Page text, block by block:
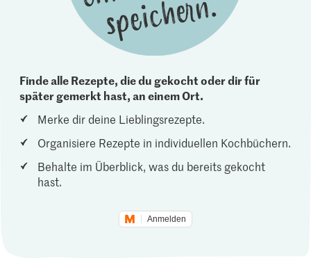
Finde alle Rezepte, die du gekocht oder dir für
später gemerkt hast, an einem Ort.
Merke dir deine Lieblingsrezepte.
Organisiere Rezepte in individuellen Kochbüchern.
Behalte im Überblick, was du bereits gekocht
hast.
Anmelden